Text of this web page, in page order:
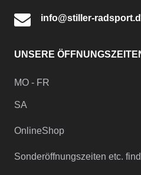
info@stiller-
UNSERE
MO - FR
SA
OnlineShop
Sonderöffnungszeiten etc.